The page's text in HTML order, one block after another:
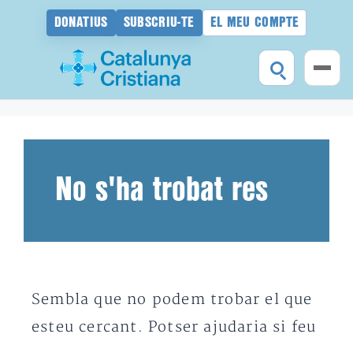
DONATIUS SUBSCRIU-TE EL MEU COMPTE
No s'ha trobat res
Sembla que no podem trobar el que
esteu cercant. Potser ajudaria si feu